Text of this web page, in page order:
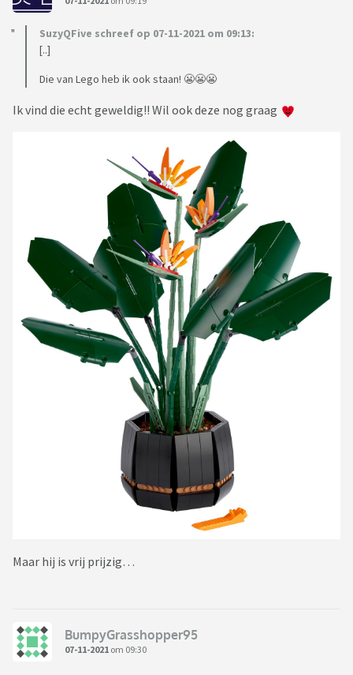
SuzyQFive schreef op 07-11-2021 om 09:13:
[..]
Die van Lego heb ik ook staan! 😬😬😬
Ik vind die echt geweldig!! Wil ook deze nog graag
Maar hij is vrij prijzig…
BumpyGrasshopper95
07-11-2021 om 09:30